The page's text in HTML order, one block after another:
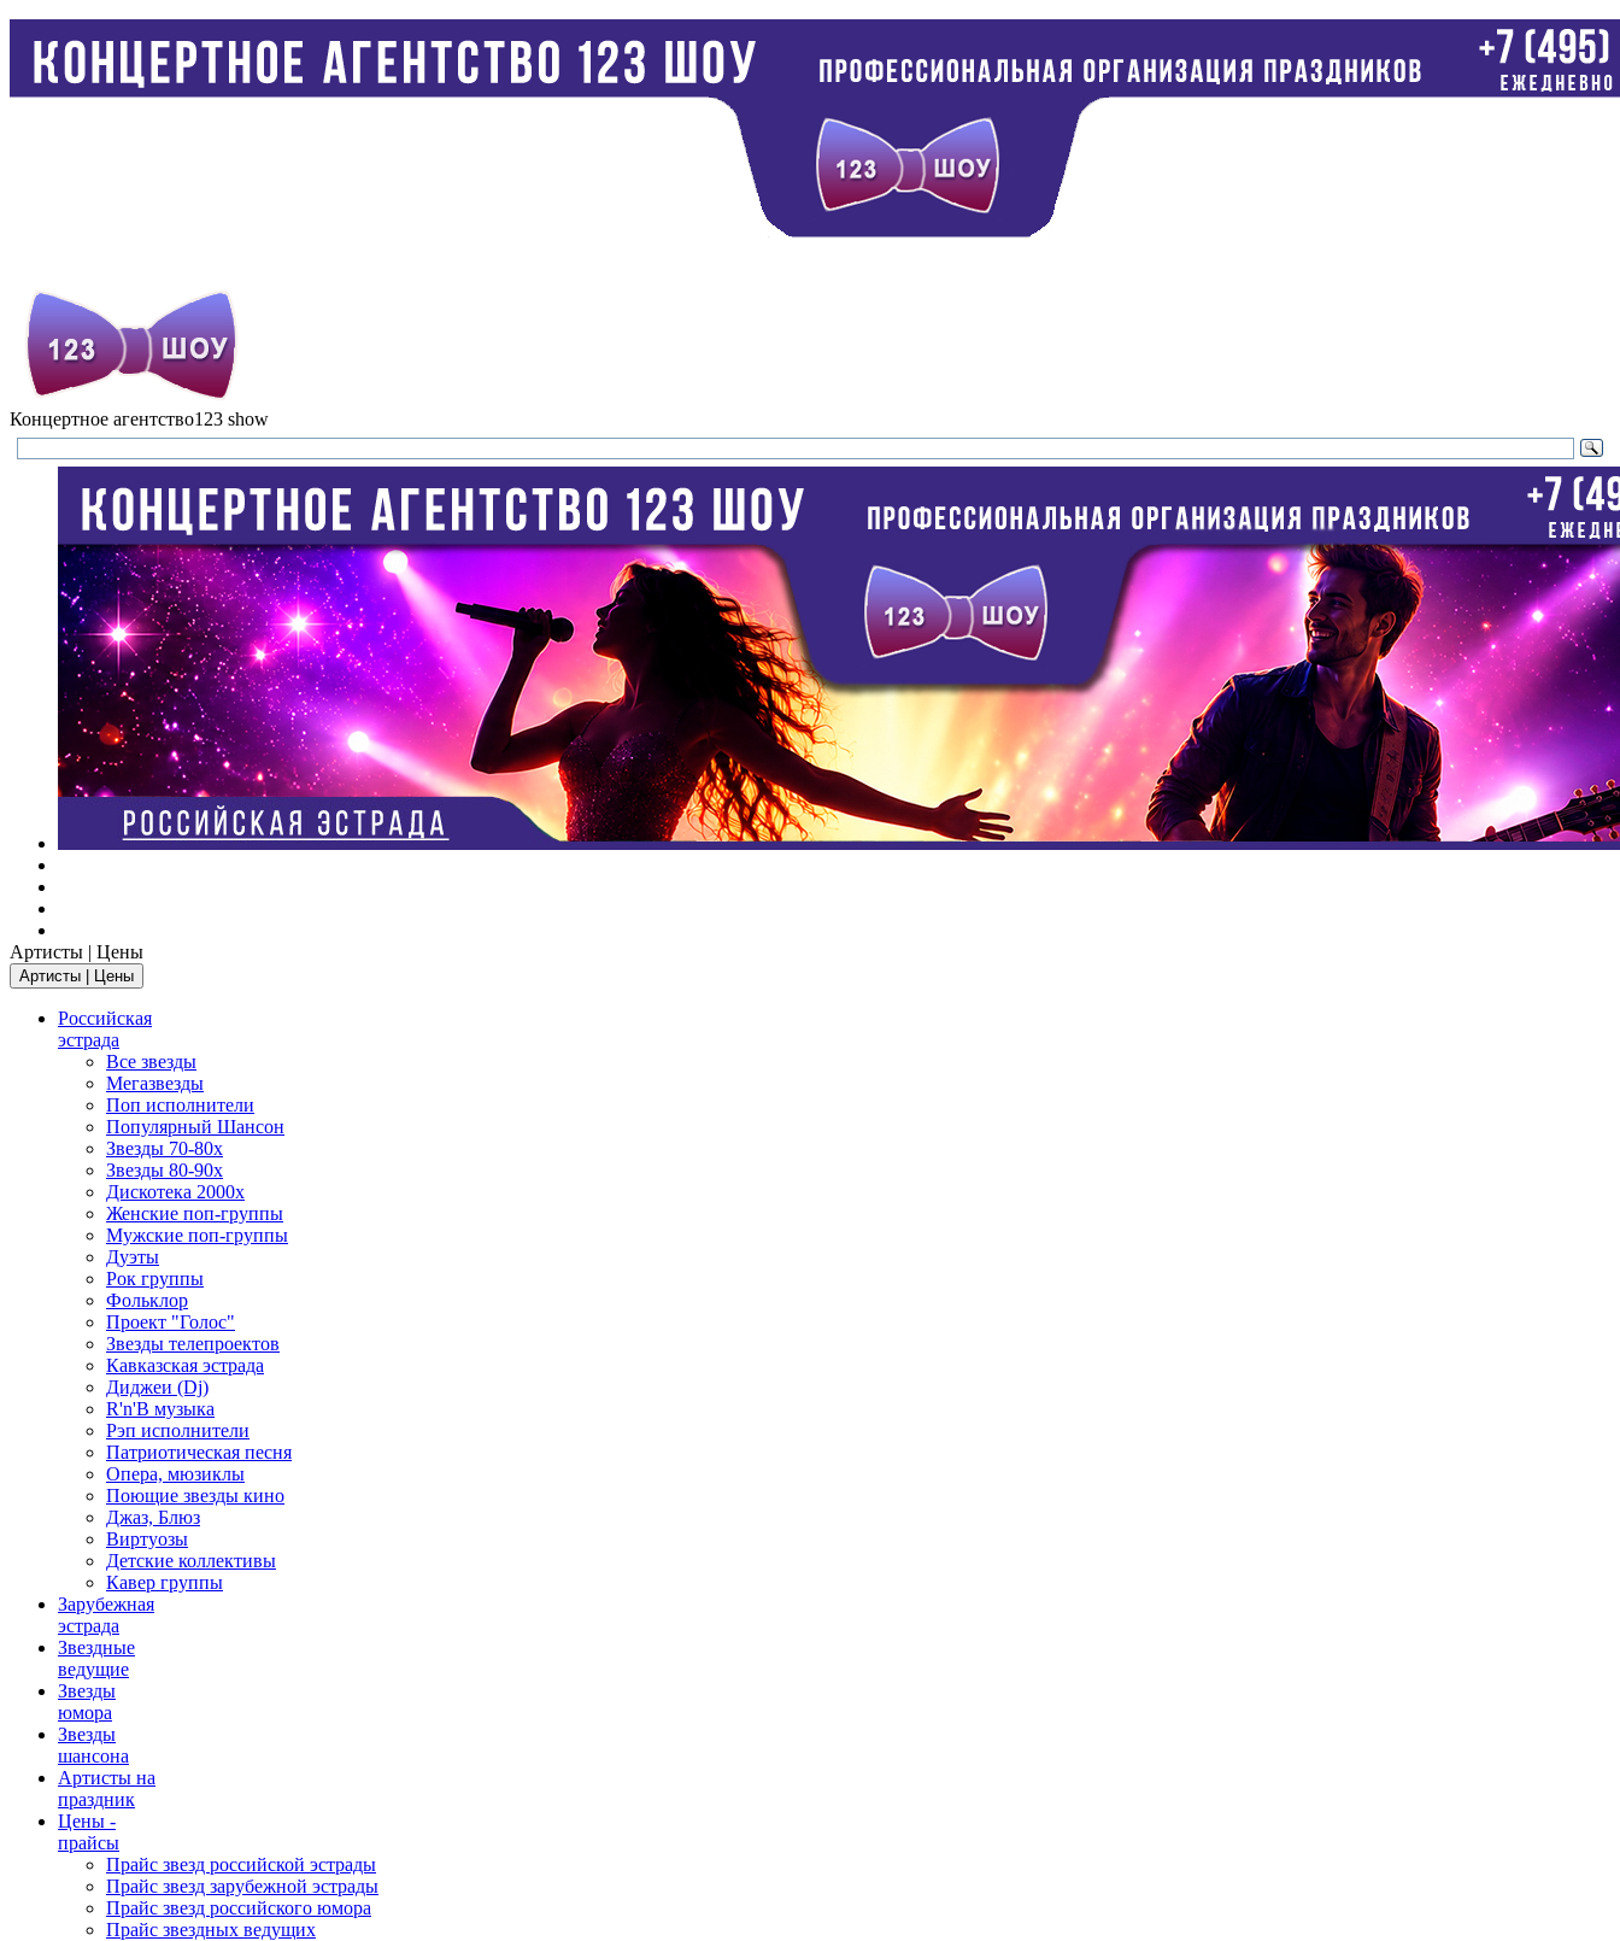
Концертное агентство123 show
Артисты | Цены
Артисты | Цены
Российская
эстрада
Все звезды
Мегазвезды
Поп исполнители
Популярный Шансон
Звезды 70-80х
Звезды 80-90х
Дискотека 2000х
Женские поп-группы
Мужские поп-группы
Дуэты
Рок группы
Фольклор
Проект "Голос"
Звезды телепроектов
Кавказская эстрада
Диджеи (Dj)
R'n'B музыка
Рэп исполнители
Патриотическая песня
Опера, мюзиклы
Поющие звезды кино
Джаз, Блюз
Виртуозы
Детские коллективы
Кавер группы
Зарубежная
эстрада
Звездные
ведущие
Звезды
юмора
Звезды
шансона
Артисты на
праздник
Цены -
прайсы
Прайс звезд российской эстрады
Прайс звезд зарубежной эстрады
Прайс звезд российского юмора
Прайс звездных ведущих